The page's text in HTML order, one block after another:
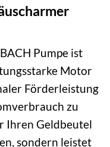
Pumpe ist
Motor
Förderleistung
zu
Ihren Geldbeutel
sondern leistet